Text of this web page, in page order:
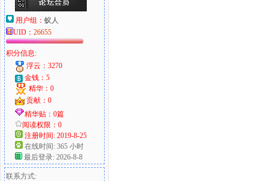
用户组： 蚁人
UID： 26655
积分信息:
浮云：3270
金钱：5
精华：0
贡献：0
精华贴：0篇
阅读权限：0
注册时间: 2019-8-25
在线时间: 365 小时
最后登录: 2026-8-8
联系方式: